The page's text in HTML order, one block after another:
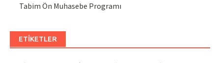
Tabim Ön Muhasebe Programı
ETIKETLER